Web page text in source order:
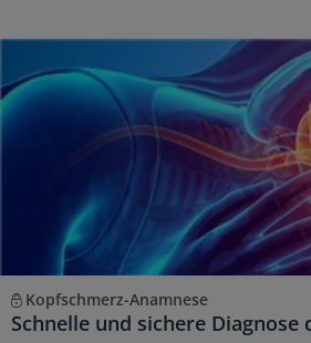
Kopfschmerz-Anamnese
Schnelle und sichere Diagnose